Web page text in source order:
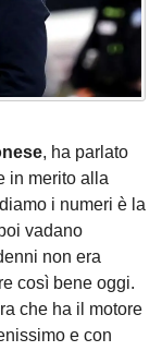
, ha parlato
in merito alla
i numeri è la
vadano
non era
così bene oggi.
che ha il motore
e con